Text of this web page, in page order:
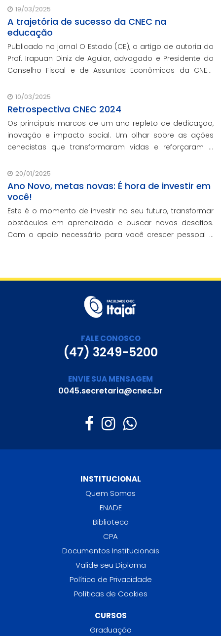
19/03/2025
A trajetória de sucesso da CNEC na
educação
Publicado no jornal O Estado (CE), o artigo de autoria do
Prof. Irapuan Diniz de Aguiar, advogado e Presidente do
Conselho Fiscal e de Assuntos Econômicos da CNEC,
brasileira.
10/03/2025
Retrospectiva CNEC 2024
Os principais marcos de um ano repleto de dedicação,
inovação e impacto social. Um olhar sobre as ações
cenecistas que transformaram vidas e reforçaram o
20/01/2025
Ano Novo, metas novas: É hora de investir em
você!
Este é o momento de investir no seu futuro, transformar
obstáculos em aprendizado e buscar novos desafios.
Com o apoio necessário para você crescer pessoal e
FALE CONOSCO
(47) 3249-5200
ENVIE SUA MENSAGEM
0045.secretaria@cnec.br
INSTITUCIONAL
Quem Somos
ENADE
Biblioteca
CPA
Documentos Institucionais
Valide seu Diploma
Política de Privacidade
Políticas de Cookies
CURSOS
Graduação